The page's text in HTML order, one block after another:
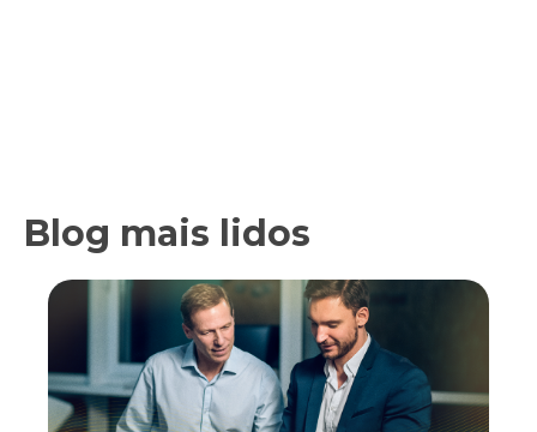
Blog mais lidos